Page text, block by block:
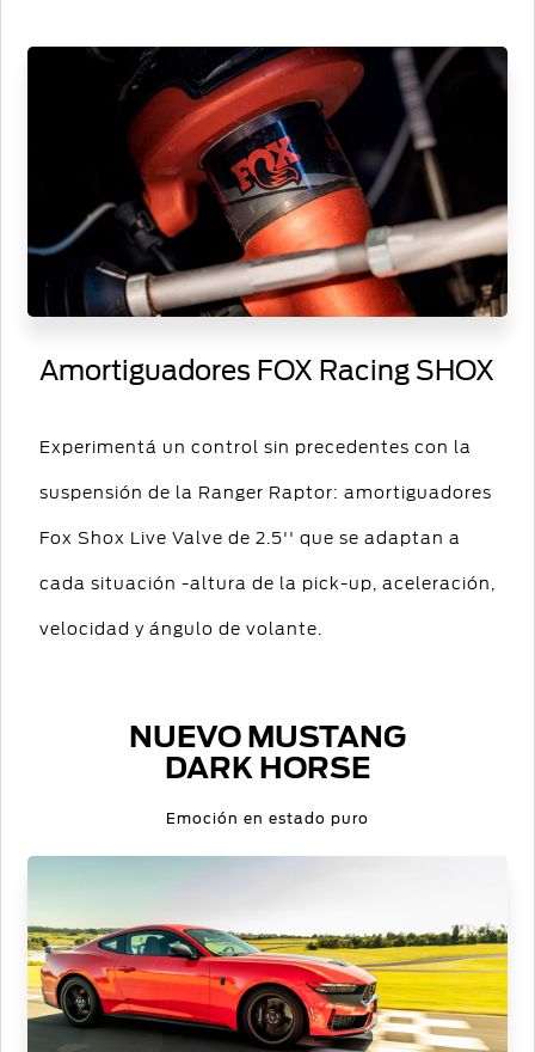
Amortiguadores FOX Racing SHOX
Experimentá un control sin precedentes con la
suspensión de la Ranger Raptor: amortiguadores
Fox Shox Live Valve de 2.5'' que se adaptan a
cada situación -altura de la pick-up, aceleración,
velocidad y ángulo de volante.
NUEVO MUSTANG
DARK HORSE
Emoción en estado puro